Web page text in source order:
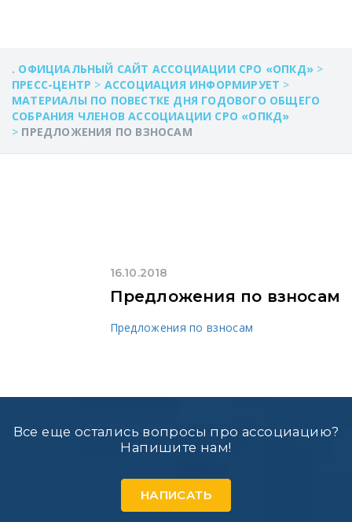
. ОФИЦИАЛЬНЫЙ САЙТ АССОЦИАЦИИ СРО «ОПКД» >
ПРЕСС-ЦЕНТР > АССОЦИАЦИЯ ИНФОРМИРУЕТ >
МАТЕРИАЛЫ ПО ПОВЕСТКЕ ДНЯ ГОДОВОГО ОБЩЕГО
СОБРАНИЯ ЧЛЕНОВ АССОЦИАЦИИ СРО «ОПКД»
> ПРЕДЛОЖЕНИЯ ПО ВЗНОСАМ
16.10.2018
Предложения по взносам
Предложения по взносам
Все еще остались вопросы про ассоциацию?
Напишите нам!
НАПИСАТЬ